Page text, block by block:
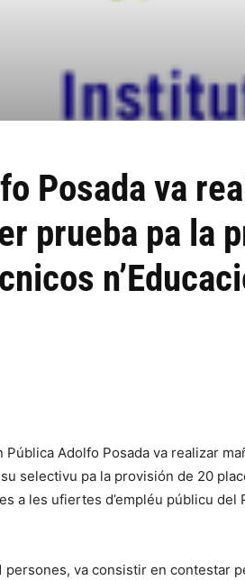
Posada va
prueba pa la
Pública Adolfo Posada va realizar
selectivu pa la provisión de 20
a les ufiertes d’empléu públicu del
persones, va consistir en contestar